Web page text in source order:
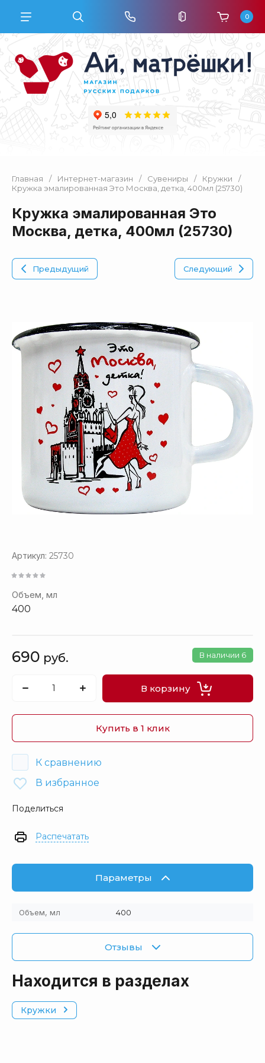
0
Главная / Интернет-магазин / Сувениры / Кружки
/
Кружка эмалированная Это Москва, детка, 400мл (25730)
Кружка эмалированная Это
Москва, детка, 400мл (25730)
Предыдущий Следующий
Артикул: 25730
Объем, мл
400
В наличии 6
690 руб.
В корзину
Купить в 1 клик
К сравнению
В избранное
Поделиться
Распечатать
Параметры
Объем, мл 400
Отзывы
Находится в разделах
Кружки